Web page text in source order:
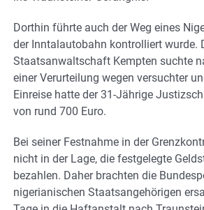
Dorthin führte auch der Weg eines
der Inntalautobahn kontrolliert wurde.
Staatsanwaltschaft Kempten suchte
einer Verurteilung wegen versuchter
Einreise hatte der 31-Jährige
von rund 700 Euro.
Bei seiner Festnahme in der
nicht in der Lage, die festgelegte
bezahlen. Daher brachten die
nigerianischen Staatsangehörigen